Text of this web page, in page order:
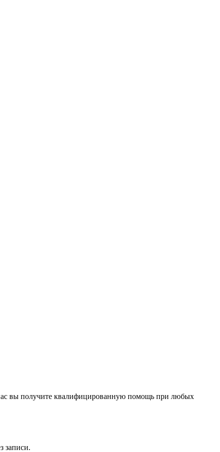
вы получите квалифицированную помощь при любых
записи.